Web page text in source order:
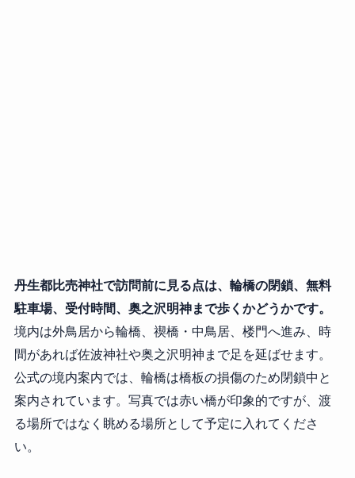
丹生都比売神社で訪問前に見る点は、輪橋の閉鎖、無料
駐車場、受付時間、奥之沢明神まで歩くかどうかです。
境内は外鳥居から輪橋、禊橋・中鳥居、楼門へ進み、時
間があれば佐波神社や奥之沢明神まで足を延ばせます。
公式の境内案内では、輪橋は橋板の損傷のため閉鎖中と
案内されています。写真では赤い橋が印象的ですが、渡
る場所ではなく眺める場所として予定に入れてくださ
い。